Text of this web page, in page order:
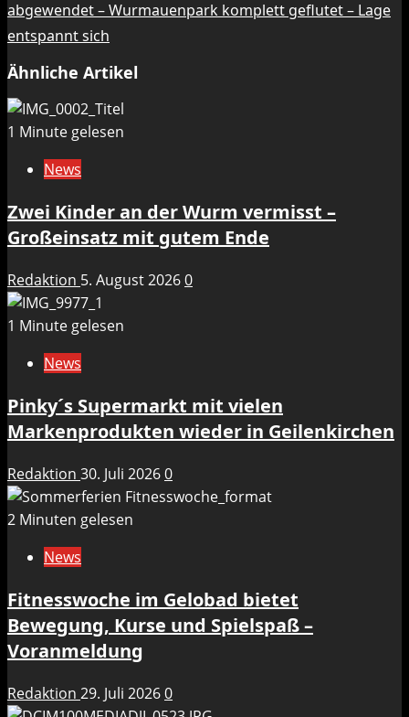
abgewendet – Wurmauenpark komplett geflutet – Lage
entspannt sich
Ähnliche Artikel
1 Minute gelesen
News
Zwei Kinder an der Wurm vermisst –
Großeinsatz mit gutem Ende
Redaktion 5. August 20260
1 Minute gelesen
News
Pinky´s Supermarkt mit vielen
Markenprodukten wieder in Geilenkirchen
Redaktion 30. Juli 20260
2 Minuten gelesen
News
Fitnesswoche im Gelobad bietet
Bewegung, Kurse und Spielspaß –
Voranmeldung
Redaktion 29. Juli 20260